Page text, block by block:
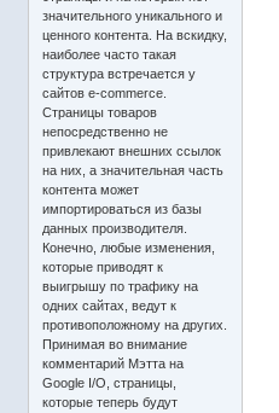
значительного уникального и
ценного контента. На вскидку,
наиболее часто такая
структура встречается у
сайтов e-commerce.
Страницы товаров
непосредственно не
привлекают внешних ссылок
на них, а значительная часть
контента может
импортироваться из базы
данных производителя.
Конечно, любые изменения,
которые приводят к
выигрышу по трафику на
одних сайтах, ведут к
противоположному на других.
Принимая во внимание
комментарий Мэтта на
Google I/O, страницы,
которые теперь будут